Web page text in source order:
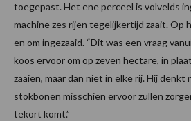
toegepast. Het ene perceel is volvelds
machine zes rijen tegelijkertijd zaait. Op
en om ingezaaid. “Dit was een vraag
koos ervoor om op zeven hectare, in
zaaien, maar dan niet in elke rij. Hij denkt
stokbonen misschien ervoor zullen
tekort komt.”